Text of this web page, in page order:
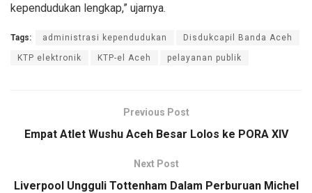
kependudukan lengkap,” ujarnya.
Tags: administrasi kependudukan Disdukcapil Banda Aceh
KTP elektronik KTP-el Aceh pelayanan publik
Previous Post
Empat Atlet Wushu Aceh Besar Lolos ke PORA XIV
Next Post
Liverpool Ungguli Tottenham Dalam Perburuan Michel